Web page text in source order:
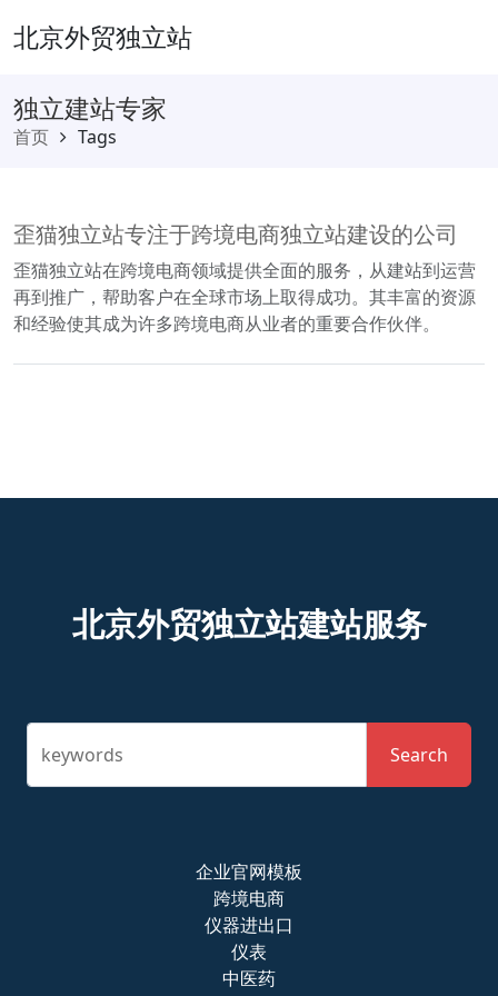
北京外贸独立站
独立建站专家
首页 Tags
歪猫独立站专注于跨境电商独立站建设的公司
歪猫独立站在跨境电商领域提供全面的服务，从建站到运营
再到推广，帮助客户在全球市场上取得成功。其丰富的资源
和经验使其成为许多跨境电商从业者的重要合作伙伴。
北京外贸独立站建站服务
keywords Search
企业官网模板
跨境电商
仪器进出口
仪表
中医药